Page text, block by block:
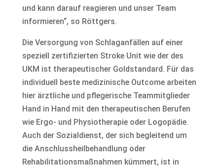
und kann darauf reagieren und unser Team
informieren“, so Röttgers.
Die Versorgung von Schlaganfällen auf einer
speziell zertifizierten Stroke Unit wie der des
UKM ist therapeutischer Goldstandard. Für das
individuell beste medizinische Outcome arbeiten
hier ärztliche und pflegerische Teammitglieder
Hand in Hand mit den therapeutischen Berufen
wie Ergo- und Physiotherapie oder Logopädie.
Auch der Sozialdienst, der sich begleitend um
die Anschlussheilbehandlung oder
Rehabilitationsmaßnahmen kümmert, ist in